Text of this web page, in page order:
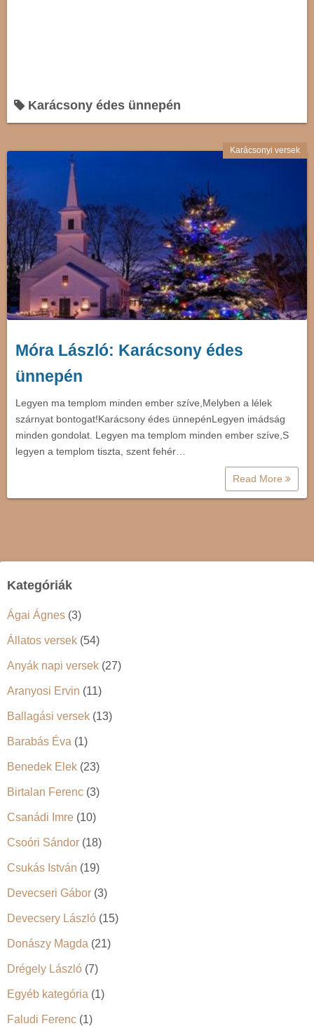
Karácsony édes ünnepén
Karácsonyi versek
Móra László: Karácsony édes
ünnepén
Legyen ma templom minden ember szíve,Melyben a lélek
szárnyat bontogat!Karácsony édes ünnepénLegyen imádság
minden gondolat. Legyen ma templom minden ember szíve,S
legyen a templom tiszta, szent fehér…
Read More
Kategóriák
Ágai Ágnes (3)
Állatos versek (54)
Anyák napi versek (27)
Aranyosi Ervin (11)
Ballagási versek (13)
Barabás Éva (1)
Benedek Elek (23)
Birtalan Ferenc (3)
Csanádi Imre (10)
Csoóri Sándor (18)
Csukás István (19)
Devecseri Gábor (3)
Devecsery László (15)
Donászy Magda (21)
Drégely László (7)
Egyéb kategória (1)
Faludi Ferenc (1)